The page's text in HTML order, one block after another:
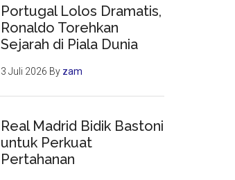
Portugal Lolos Dramatis,
Ronaldo Torehkan
Sejarah di Piala Dunia
3 Juli 2026 By zam
Real Madrid Bidik Bastoni
untuk Perkuat
Pertahanan